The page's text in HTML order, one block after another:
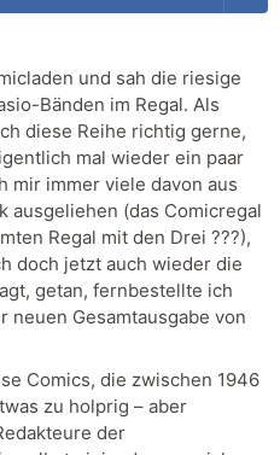
und sah die riesige
Bänden im Regal. Als
diese Reihe richtig gerne,
mal wieder ein paar
mir immer viele davon aus
(das Comicregal
Regal mit den Drei ???),
doch jetzt auch wieder die
getan, fernbestellte ich
neuen Gesamtausgabe von
Comics, die zwischen 1946
zu holprig – aber
der